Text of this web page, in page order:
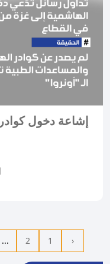
إشاعة دخول كوادر
‹
1
2
...